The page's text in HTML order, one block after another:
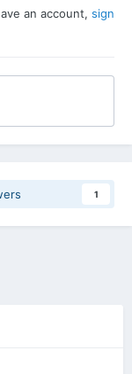
an account, sign
1